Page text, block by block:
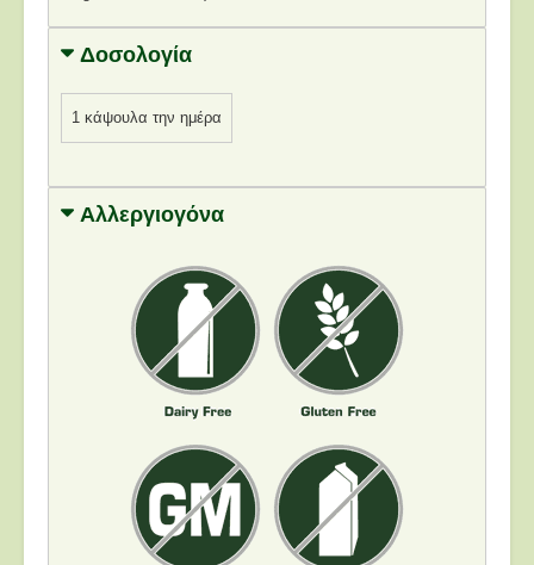
Δοσολογία
1 κάψουλα την ημέρα
Αλλεργιογόνα